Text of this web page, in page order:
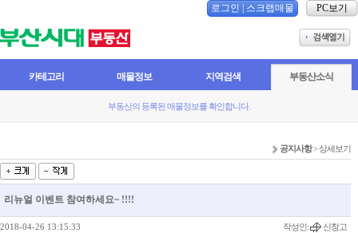
로그인 스크랩매물 PC보기
카테고리 매물정보 지역검색 부동산소식
부동산의 등록된 매물정보를 확인합니다.
공지사항> 상세보기
리뉴얼 이벤트 참여하세요~ !!!!
2018-04-26 13:15:33 작성인: 신창고